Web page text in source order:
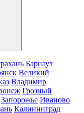
Барнаул
Великий
Владимир
Грозный
Запорожье Иваново
Калининград